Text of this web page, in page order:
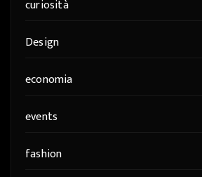
curiosità
Design
economia
events
fashion